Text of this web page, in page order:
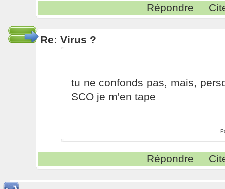
Répondre
Re: Virus ?
tu ne confonds pas, mais,
SCO je m'en tape
Répondre